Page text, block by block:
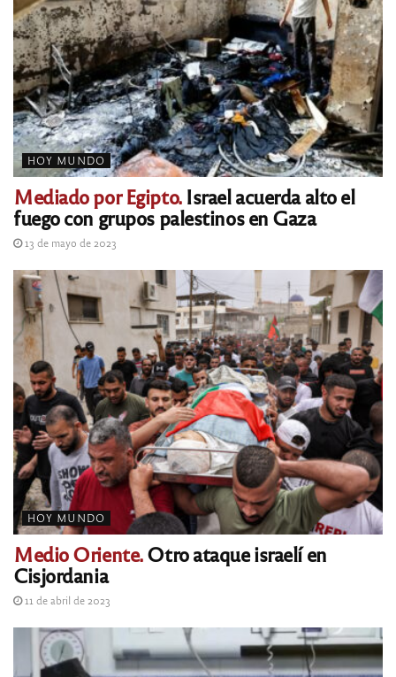
HOY MUNDO
Mediado por Egipto.Israel acuerda alto el
fuego con grupos palestinos en Gaza
13 de mayo de 2023
HOY MUNDO
Medio Oriente.Otro ataque israelí en
Cisjordania
11 de abril de 2023